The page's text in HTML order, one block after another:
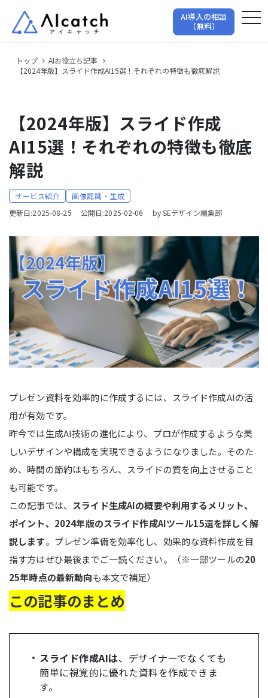
AI導入の相談
（無料）
トップ
AIお役立ち記事
【2024年版】スライド作成AI15選！それぞれの特徴も徹底解説
【2024年版】スライド作成
AI15選！それぞれの特徴も徹底
解説
サービス紹介
画像認識・生成
更新日:2025-08-25
公開日:2025-02-06 by SEデザイン編集部
プレゼン資料を効率的に作成するには、スライド作成AIの活
用が有効です。
昨今では生成AI技術の進化により、プロが作成するような美
しいデザインや構成を実現できるようになりました。そのた
め、時間の節約はもちろん、スライドの質を向上させること
も可能です。
この記事では、 スライド生成AIの概要や利用するメリット、
ポイント、2024年版のスライド作成AIツール15選を詳しく解
説します。プレゼン準備を効率化し、効果的な資料作成を目
指す方はぜひ最後までご一読ください。（※一部ツールの20
25年時点の最新動向も本文で補足）
この記事のまとめ
スライド作成AIは、デザイナーでなくても
簡単に視覚的に優れた資料を作成できま
す。